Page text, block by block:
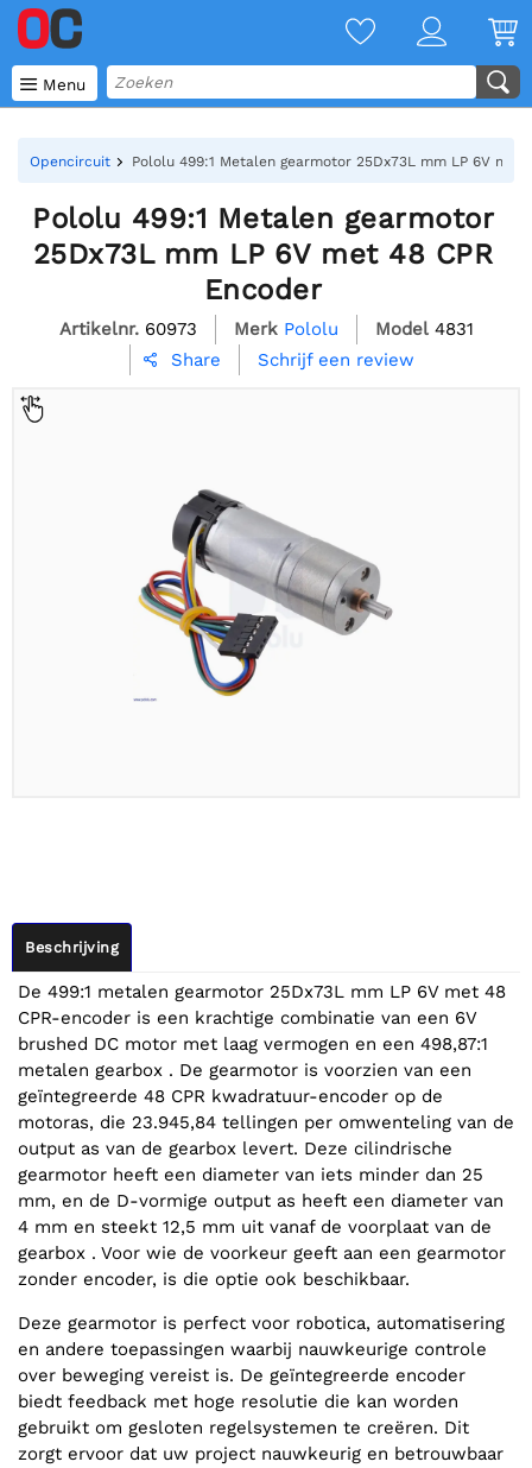
 Menu
Opencircuit Pololu 499:1 Metalen gearmotor 25Dx73L mm LP 6V met
Pololu 499:1 Metalen gearmotor
25Dx73L mm LP 6V met 48 CPR
Encoder
Artikelnr. 60973 Merk Pololu Model 4831
 Share Schrijf een review
Beschrijving
De 499:1 metalen gearmotor 25Dx73L mm LP 6V met 48
CPR-encoder is een krachtige combinatie van een 6V
brushed DC motor met laag vermogen en een 498,87:1
metalen gearbox . De gearmotor is voorzien van een
geïntegreerde 48 CPR kwadratuur-encoder op de
motoras, die 23.945,84 tellingen per omwenteling van de
output as van de gearbox levert. Deze cilindrische
gearmotor heeft een diameter van iets minder dan 25
mm, en de D-vormige output as heeft een diameter van
4 mm en steekt 12,5 mm uit vanaf de voorplaat van de
gearbox . Voor wie de voorkeur geeft aan een gearmotor
zonder encoder, is die optie ook beschikbaar.
Deze gearmotor is perfect voor robotica, automatisering
en andere toepassingen waarbij nauwkeurige controle
over beweging vereist is. De geïntegreerde encoder
biedt feedback met hoge resolutie die kan worden
gebruikt om gesloten regelsystemen te creëren. Dit
zorgt ervoor dat uw project nauwkeurig en betrouwbaar